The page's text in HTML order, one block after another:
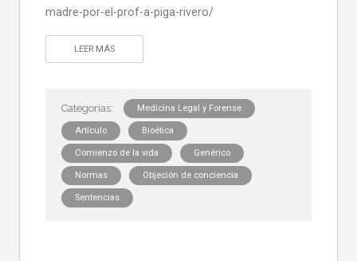
madre-por-el-prof-a-piga-rivero/
LEER MÁS
Medicina Legal y Forense
Artículo Bioética
Comienzo de la vida Genérico
Normas Objeción de conciencia
Sentencias